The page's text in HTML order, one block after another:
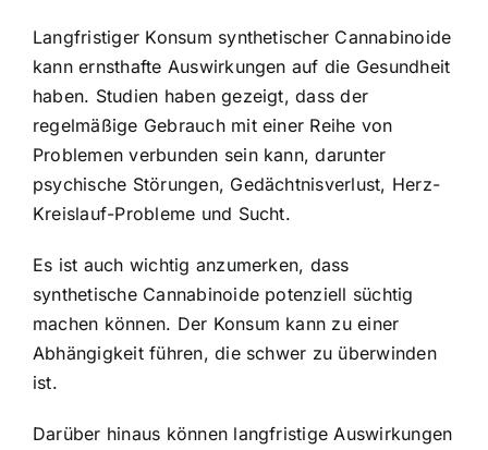
Langfristiger Konsum synthetischer Cannabinoide
kann ernsthafte Auswirkungen auf die Gesundheit
haben. Studien haben gezeigt, dass der
regelmäßige Gebrauch mit einer Reihe von
Problemen verbunden sein kann, darunter
psychische Störungen, Gedächtnisverlust, Herz-
Kreislauf-Probleme und Sucht.
Es ist auch wichtig anzumerken, dass
synthetische Cannabinoide potenziell süchtig
machen können. Der Konsum kann zu einer
Abhängigkeit führen, die schwer zu überwinden
ist.
Darüber hinaus können langfristige Auswirkungen